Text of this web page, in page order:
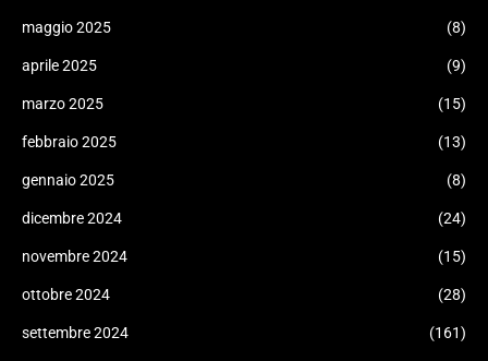
maggio 2025 (8)
aprile 2025 (9)
marzo 2025 (15)
febbraio 2025 (13)
gennaio 2025 (8)
dicembre 2024 (24)
novembre 2024 (15)
ottobre 2024 (28)
settembre 2024 (161)